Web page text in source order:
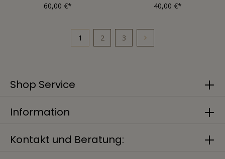
60,00 €* 40,00 €*
1 2 3
Kontakt und Beratung:
Shop Service
Information